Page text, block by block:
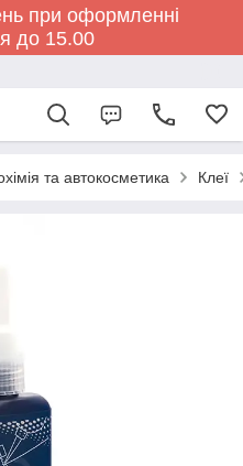
при оформленні
до 15.00
та автокосметика Клеї